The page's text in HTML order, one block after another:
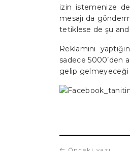
izin istemenize
mesajı da
tetiklese de şu
Reklamını
sadece 5000’den
gelip gelmeyeceği